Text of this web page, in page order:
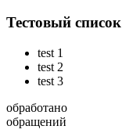
Тестовый список
test 1
test 2
test 3
обработано
обращений